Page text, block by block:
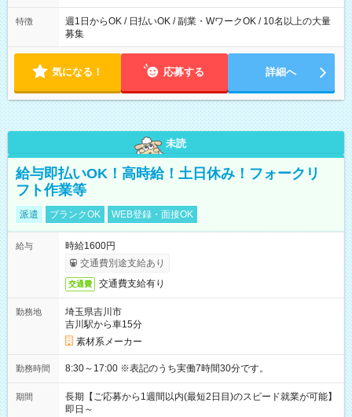
特徴
週1日からOK / 日払いOK / 副業・WワークOK / 10名以上の大量
募集
気になる！ 応募する 詳細へ
未読
給与即払いOK！高時給！土日休み！フォークリ
フト作業等
派遣 ブランクOK WEB登録・面接OK
給与
時給1600円
交通費別途支給あり
交通費 交通費支給有り
勤務地
埼玉県吉川市
吉川駅から車15分
素材系メーカー
勤務時間 8:30～17:00 ※表記のうち実働7時間30分です。
期間
長期【ご応募から1週間以内(最短2日目)のスピード就業が可能】
即日～